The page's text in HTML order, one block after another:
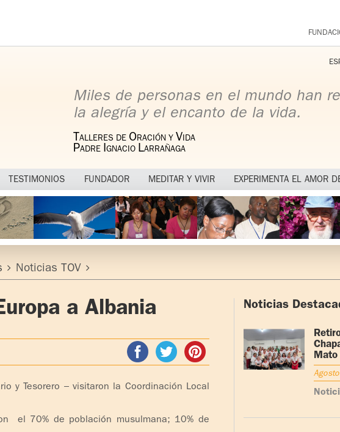
Miles de personas en el mundo han
la alegría y el encanto de la vida.
T ALLERES DE ORACIÓN Y V IDA
PADRE IGNACIO LARRAÑAGA
TESTIMONIOS FUNDADOR MEDITAR Y VIVIR EXPERIMENTA EL AMOR
Noticias TOV
a Albania
y Tesorero – visitaron la Coordinación Local
el 70% de población musulmana; 10% de
Noticias